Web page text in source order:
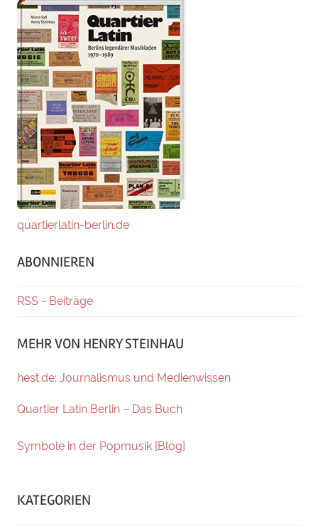
quartierlatin-berlin.de
ABONNIEREN
RSS - Beiträge
MEHR VON HENRY STEINHAU
hest.de: Journalismus und Medienwissen
Quartier Latin Berlin – Das Buch
Symbole in der Popmusik [Blog]
KATEGORIEN